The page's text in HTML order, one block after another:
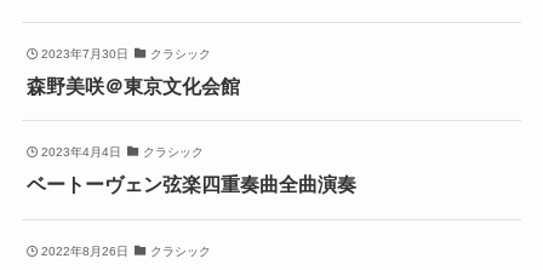
2023年7月30日 クラシック
森野美咲＠東京文化会館
2023年4月4日 クラシック
ベートーヴェン弦楽四重奏曲全曲演奏
2022年8月26日 クラシック